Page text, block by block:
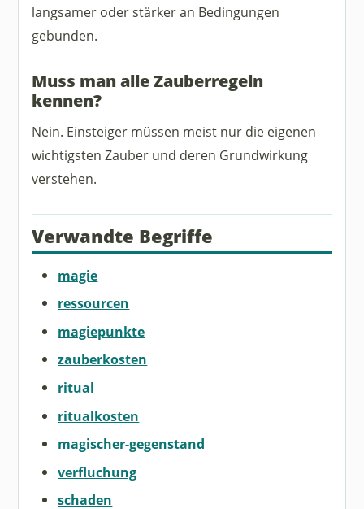
langsamer oder stärker an Bedingungen
gebunden.
Muss man alle Zauberregeln
kennen?
Nein. Einsteiger müssen meist nur die eigenen
wichtigsten Zauber und deren Grundwirkung
verstehen.
Verwandte Begriffe
magie
ressourcen
magiepunkte
zauberkosten
ritual
ritualkosten
magischer-gegenstand
verfluchung
schaden